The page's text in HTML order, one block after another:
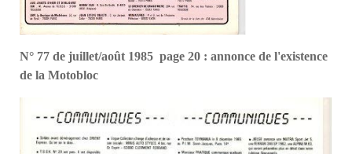
N° 77 de juillet/août 1985 page 20 : annonce de l'existence
de la Motobloc